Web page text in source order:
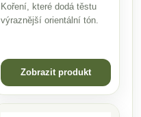
Koření, které dodá těstu
výraznější orientální tón.
Zobrazit produkt